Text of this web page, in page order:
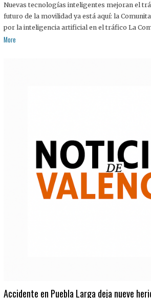
Nuevas tecnologías inteligentes mejoran el
futuro de la movilidad ya está aquí: la
por la inteligencia artificial en el tráfico La
More
Accidente en Puebla Larga deja nueve